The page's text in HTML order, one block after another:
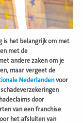
is het belangrijk om met
met de
andere zaken om je
maar vergeet de
Nederlanden voor
door
van een franchise
het afsluiten van